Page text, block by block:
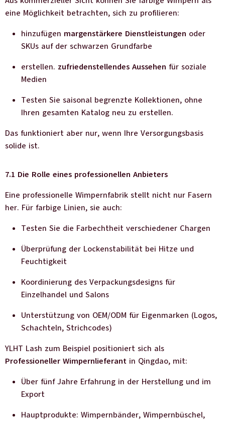
eine Möglichkeit betrachten, sich zu profilieren:
hinzufügen margenstärkere Dienstleistungen oder
SKUs auf der schwarzen Grundfarbe
erstellen. zufriedenstellendes Aussehen für soziale
Medien
Testen Sie saisonal begrenzte Kollektionen, ohne
Ihren gesamten Katalog neu zu erstellen.
Das funktioniert aber nur, wenn Ihre Versorgungsbasis
solide ist.
7.1 Die Rolle eines professionellen Anbieters
Eine professionelle Wimpernfabrik stellt nicht nur Fasern
her. Für farbige Linien, sie auch:
Testen Sie die Farbechtheit verschiedener Chargen
Überprüfung der Lockenstabilität bei Hitze und
Feuchtigkeit
Koordinierung des Verpackungsdesigns für
Einzelhandel und Salons
Unterstützung von OEM/ODM für Eigenmarken (Logos,
Schachteln, Strichcodes)
YLHT Lash zum Beispiel positioniert sich als
Professioneller Wimpernlieferant in Qingdao, mit:
Über fünf Jahre Erfahrung in der Herstellung und im
Export
Hauptprodukte: Wimpernbänder, Wimpernbüschel,